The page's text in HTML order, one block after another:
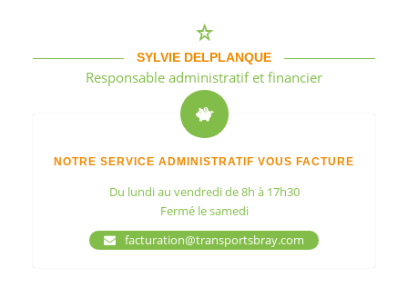
SYLVIE DELPLANQUE
Responsable administratif et financier
NOTRE SERVICE ADMINISTRATIF VOUS FACTURE
Du lundi au vendredi de 8h à 17h30
Fermé le samedi
facturation@transportsbray.com